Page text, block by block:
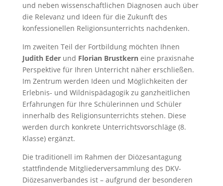
und neben wissenschaftlichen Diagnosen auch über
die Relevanz und Ideen für die Zukunft des
konfessionellen Religionsunterrichts nachdenken.
Im zweiten Teil der Fortbildung möchten Ihnen
Judith Ederund Florian Brustkerneine praxisnahe
Perspektive für Ihren Unterricht näher erschließen.
Im Zentrum werden Ideen und Möglichkeiten der
Erlebnis- und Wildnispädagogik zu ganzheitlichen
Erfahrungen für Ihre Schülerinnen und Schüler
innerhalb des Religionsunterrichts stehen. Diese
werden durch konkrete Unterrichtsvorschläge (8.
Klasse) ergänzt.
Die traditionell im Rahmen der Diözesantagung
stattfindende Mitgliederversammlung des DKV-
Diözesanverbandes ist – aufgrund der besonderen